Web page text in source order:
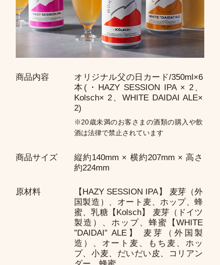
商品内容
オリジナル父の日カード/350ml×6
本(・HAZY SESSION IPA × 2、
Kolsch× 2、WHITE DAIDAI ALE×
2)
※20歳未満のお客さまの酒類の購入や飲
酒は法律で禁止されています
商品サイズ
縦約140mm × 横約207mm × 高さ
約224mm
原材料
【HAZY SESSION IPA】 麦芽（外
国製造）、オート麦、ホップ、蜂
蜜、乳糖【Kolsch】 麦芽（ドイツ
製造）、ホップ、蜂蜜【WHITE
”DAIDAI” ALE】 麦芽（外国製
造）、オート麦、もち麦、ホッ
プ、小麦、だいだい皮、コリアン